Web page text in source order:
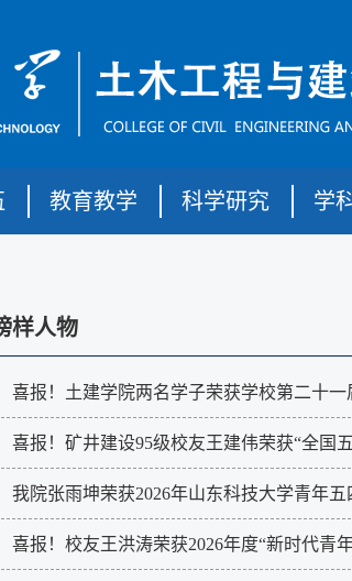
教育教学 科学研究 学
样人物
喜报！土建学院两名学子荣获学校第二十
喜报！矿井建设95级校友王建伟荣获“全国
我院张雨坤荣获2026年山东科技大学青年五
喜报！校友王洪涛荣获2026年度“新时代青